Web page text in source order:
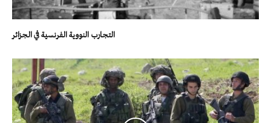
التجارب النووية الفرنسية في الجزائر